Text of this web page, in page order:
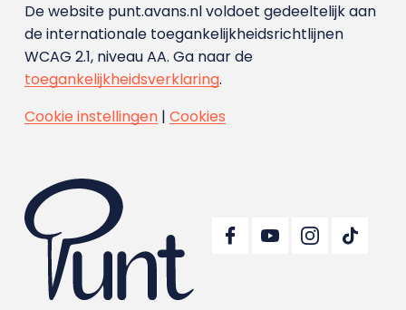
De website punt.avans.nl voldoet gedeeltelijk aan
de internationale toegankelijkheidsrichtlijnen
WCAG 2.1, niveau AA. Ga naar de
toegankelijkheidsverklaring.
Cookie instellingen| Cookies